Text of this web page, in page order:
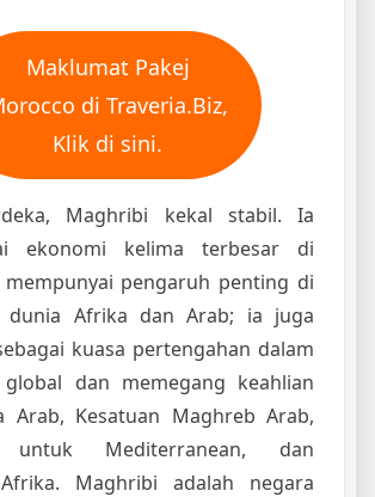
Maklumat Pakej
di Traveria.Biz,
Klik di sini.
Maghribi kekal stabil. Ia
ekonomi kelima terbesar di
pengaruh penting di
dunia Afrika dan Arab; ia juga
kuasa pertengahan dalam
dan memegang keahlian
Arab, Kesatuan Maghreb Arab,
untuk Mediterranean, dan
Maghribi adalah negara